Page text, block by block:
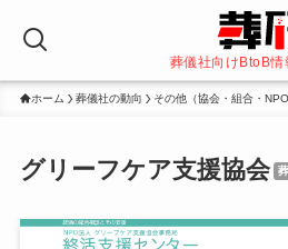
葬儀社向けBtoB情
ホーム 葬儀社の動向 その他（協会・組合・
グリーフケア支援協会